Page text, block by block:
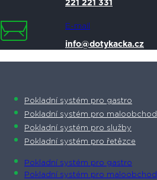
221 221 331
E-mail
info@dotykacka.cz
Pokladní systém pro gastro
Pokladní systém pro maloobchod
Pokladní systém pro služby
Pokladní systém pro řetězce
Pokladní systém pro gastro
Pokladní systém pro maloobchod